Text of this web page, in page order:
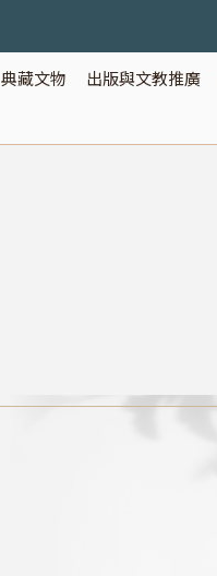
典藏文物 出版與文教推廣